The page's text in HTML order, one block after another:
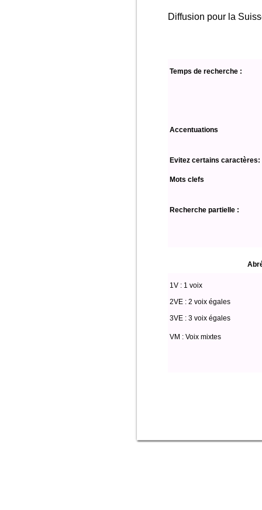
Diffusion pour la
Temps de recherche :
Accentuations
Evitez certains caractères:
Mots clefs
Recherche partielle :
1V : 1 voix
2VE : 2 voix égales
3VE : 3 voix égales
VM : Voix mixtes